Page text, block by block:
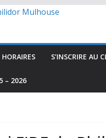
HORAIRES S’INSCRIRE AU
– 2026